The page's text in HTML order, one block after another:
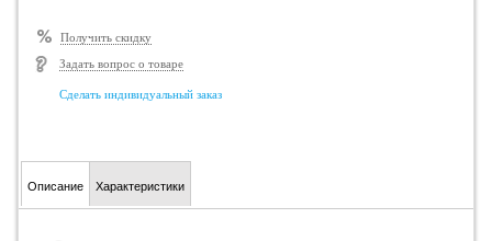
Получить скидку
Задать вопрос о товаре
Сделать индивидуальный заказ
Описание Характеристики